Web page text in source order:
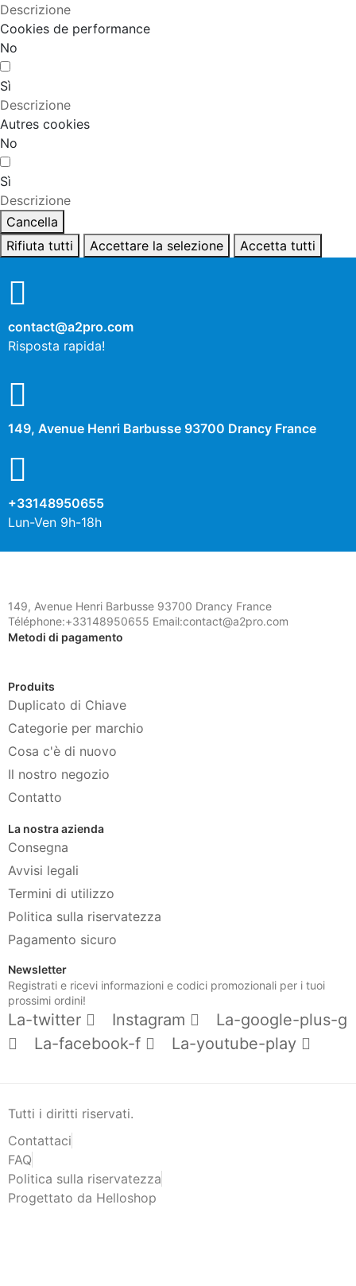
Descrizione
Cookies de performance
No
Sì
Descrizione
Autres cookies
No
Sì
Descrizione
Cancella
Rifiuta tutti
Accettare la selezione Accetta tutti
contact@a2pro.com
Risposta rapida!
149, Avenue Henri Barbusse 93700 Drancy France
+33148950655
Lun-Ven 9h-18h
149, Avenue Henri Barbusse 93700 Drancy France
Téléphone:+33148950655 Email:contact@a2pro.com
Metodi di pagamento
Produits
Duplicato di Chiave
Categorie per marchio
Cosa c'è di nuovo
Il nostro negozio
Contatto
La nostra azienda
Consegna
Avvisi legali
Termini di utilizzo
Politica sulla riservatezza
Pagamento sicuro
Newsletter
Registrati e ricevi informazioni e codici promozionali per i tuoi
prossimi ordini!
La-twitter Instagram
La-google-plus-g
La-facebook-f
La-youtube-play
Tutti i diritti riservati.
Contattaci
FAQ
Politica sulla riservatezza
Progettato da Helloshop